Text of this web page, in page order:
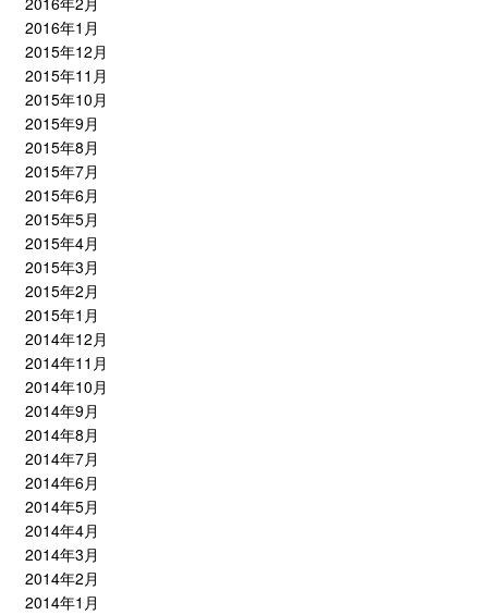
2016年1月
2015年12月
2015年11月
2015年10月
2015年9月
2015年8月
2015年7月
2015年6月
2015年5月
2015年4月
2015年3月
2015年2月
2015年1月
2014年12月
2014年11月
2014年10月
2014年9月
2014年8月
2014年7月
2014年6月
2014年5月
2014年4月
2014年3月
2014年2月
2014年1月